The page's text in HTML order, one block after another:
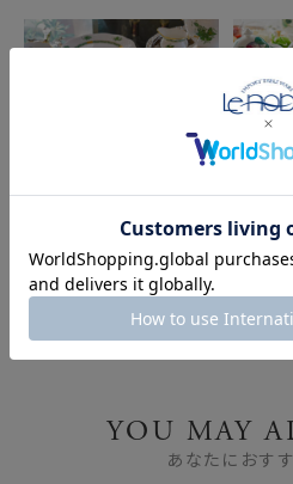
ヘレンドの定番「アポニ
ー」と「インドの華」｜
実用にも映える上品な食
器
ブラン
おうち
ヌー
カップ
YOU MAY
あなたにおす